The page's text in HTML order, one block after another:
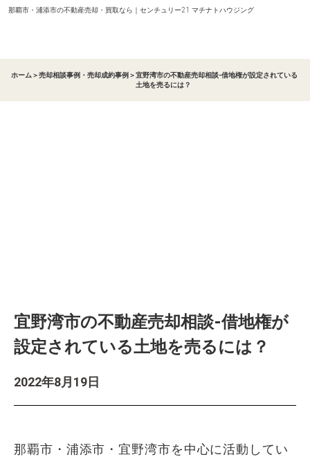
那覇市・浦添市の不動産売却・買取なら｜センチュリー21 マチナトハウジング
ホーム ＞売却相談事例・売却成約事例 ＞宜野湾市の不動産売却相談-借地権が設定されている
土地を売るには？
宜野湾市の不動産売却相談-借地権が
設定されている土地を売るには？
2022年8月19日
那覇市・浦添市・宜野湾市を中心に活動してい